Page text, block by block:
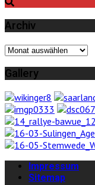
Archiv
Archiv
Gallery
Impressum
Sitemap